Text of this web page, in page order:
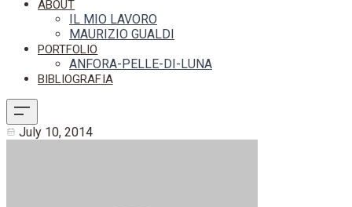
ABOUT
IL MIO LAVORO
MAURIZIO GUALDI
PORTFOLIO
ANFORA-PELLE-DI-LUNA
BIBLIOGRAFIA
July 10, 2014